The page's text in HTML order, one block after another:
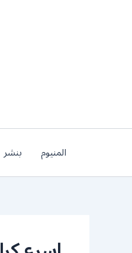
المنيوم بنشر